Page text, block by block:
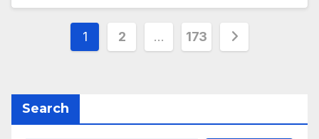
Posts
1 2 … 173
Search